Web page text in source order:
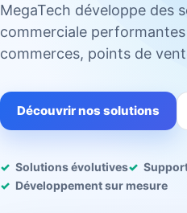
MegaTech développe des
commerciale
commerces, points de
Découvrir nos solutions
Solutions évolutives
Développement sur mesure